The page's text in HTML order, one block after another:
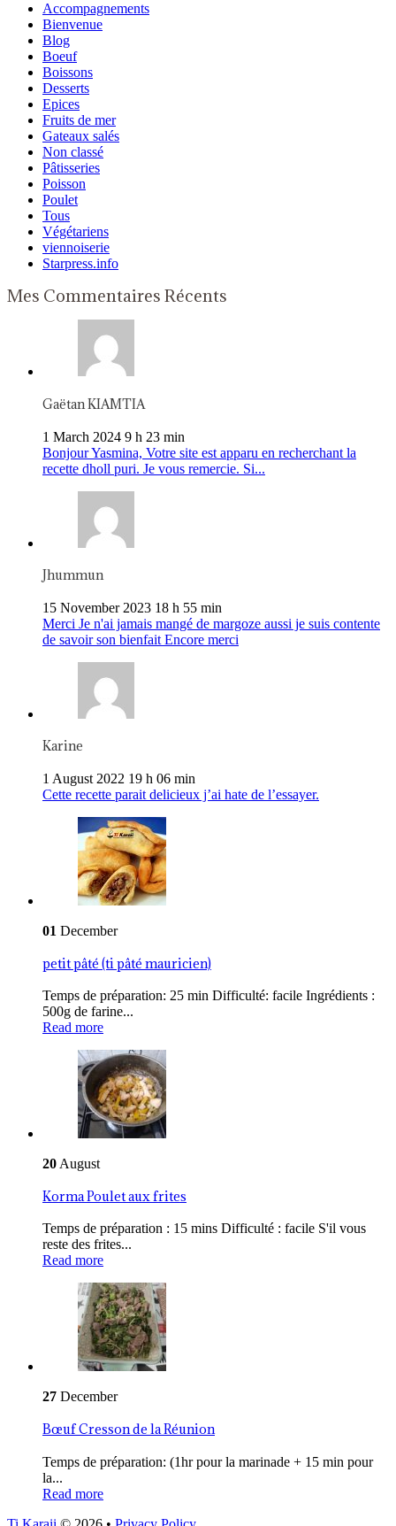
Accompagnements
Bienvenue
Blog
Boeuf
Boissons
Desserts
Epices
Fruits de mer
Gateaux salés
Non classé
Pâtisseries
Poisson
Poulet
Tous
Végétariens
viennoiserie
Starpress.info
Mes Commentaires Récents
Gaëtan KIAMTIA
1 March 2024 9 h 23 min
Bonjour Yasmina, Votre site est apparu en recherchant la
recette dholl puri. Je vous remercie. Si...
Jhummun
15 November 2023 18 h 55 min
Merci Je n'ai jamais mangé de margoze aussi je suis contente
de savoir son bienfait Encore merci
Karine
1 August 2022 19 h 06 min
Cette recette parait delicieux j’ai hate de l’essayer.
01 December
petit pâté (ti pâté mauricien)
Temps de préparation: 25 min Difficulté: facile Ingrédients :
500g de farine...
Read more
20 August
Korma Poulet aux frites
Temps de préparation : 15 mins Difficulté : facile S'il vous
reste des frites...
Read more
27 December
Bœuf Cresson de la Réunion
Temps de préparation: (1hr pour la marinade + 15 min pour
la...
Read more